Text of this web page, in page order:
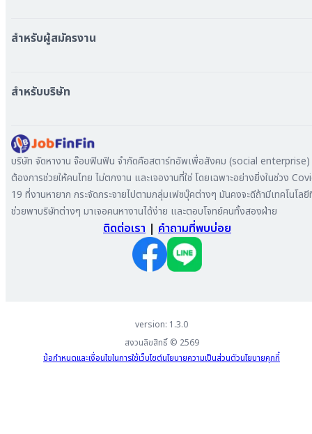
หางาน กรุงเทพมหานคร
หางาน เชียงใหม่
หางาน สมุทรสาคร
หางาน ระยอง
หางาน สมุทรสาหางาน ภูเก็ต
หางาน พระนครศรีอยุธยา
สำหรับผู้สมัครงาน
เข้าสู่ระบบ
สำหรับบริษัท
ลงประกาศรับสมัครงาน
ค้นหาผู้สมัครงาน
ลงโฆษณา
บริษัท จัดหางาน จ๊อบฟินฟิน จำกัดคือสตาร์ทอัพเพื่อสังคม (social
ต้องการช่วยให้คนไทย ไม่ตกงาน และเจองานที่ใช่ โดยเฉพาะอย่างยิ่งในช่วง
19 ที่งานหายาก กระจัดกระจายไปตามกลุ่มเฟซบุ๊คต่างๆ มันคงจะดีถ้ามีเทคโนโล
ช่วยพาบริษัทต่างๆ มาเจอคนหางานได้ง่าย และตอบโจทย์คนทั้งสองฝ่าย
ติดต่อเรา | คำถามที่พบบ่อย
version: 1.3.0
สงวนลิขสิทธิ์ © 2569
ข้อกำหนดและเงื่อนไขในการใช้เว็บไซต์นโยบายความเป็นส่วนตัวนโยบายคุกกี้